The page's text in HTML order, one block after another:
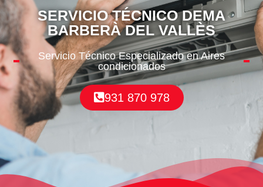
SERVICIO TÉCNICO DEMA
BARBERÀ DEL VALLÈS
Servicio Técnico Especializado en Aires
condicionados
931 870 978